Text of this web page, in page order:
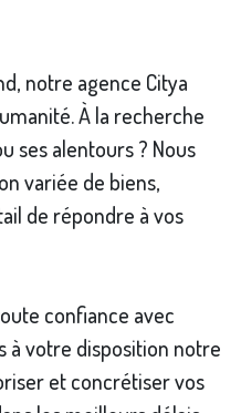
notre agence Citya
À la recherche
ses alentours ? Nous
variée de biens,
de répondre à vos
confiance avec
à votre disposition notre
et concrétiser vos